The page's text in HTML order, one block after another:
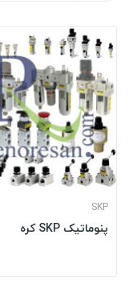
SKP
پنوماتیک SKP کره